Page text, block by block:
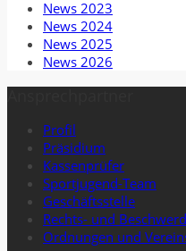
News 2023
News 2024
News 2025
News 2026
Profil
Präsidium
Kassenprüfer
Sportjugend-Team
Geschäftsstelle
Rechts- und
Ordnungen und